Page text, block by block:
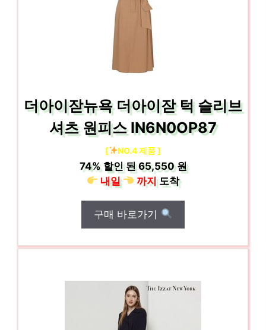
더아이잗뉴욕 더아이잗 턱 슬리브
셔츠 원피스 IN6N0OP87
[ NO.4 제품 ]
74%할인 된65,550 원
내일
까지도착
구매 바로가기